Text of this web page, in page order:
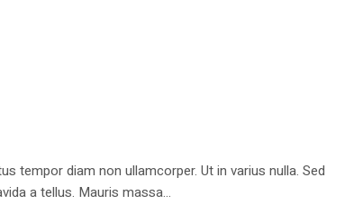
tempor diam non ullamcorper. Ut in varius nulla. Sed
a tellus. Mauris massa...